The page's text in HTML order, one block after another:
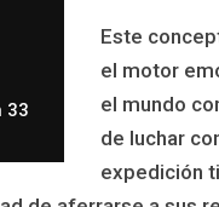
33
Este
el motor
el mundo
de luchar
expedición